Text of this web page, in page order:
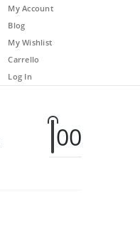
My Account
Blog
My Wishlist
Carrello
Log In
00